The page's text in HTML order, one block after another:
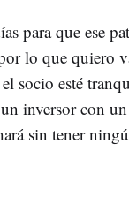
para que ese
lo que quiero
socio esté
inversor con
sin tener